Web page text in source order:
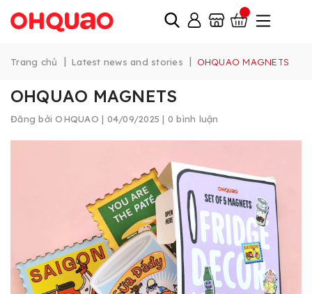
Trang chủ | Latest news and stories | OHQUAO MAGNETS
OHQUAO MAGNETS
Đăng bởiOHQUAO | 04/09/2025 | 0 bình luận